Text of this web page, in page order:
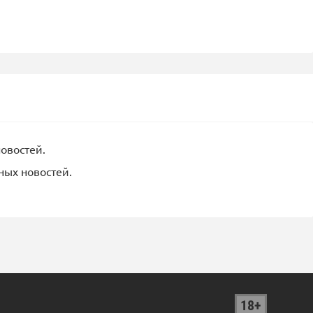
новостей.
18+